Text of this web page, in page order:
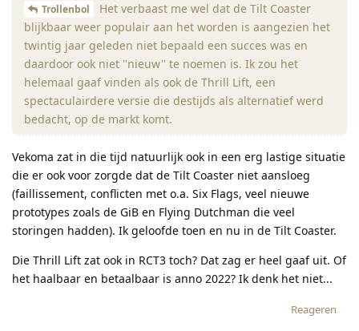
Trollenbol
Het verbaast me wel dat de Tilt Coaster
blijkbaar weer populair aan het worden is aangezien het
twintig jaar geleden niet bepaald een succes was en
daardoor ook niet ''nieuw'' te noemen is. Ik zou het
helemaal gaaf vinden als ook de Thrill Lift, een
spectaculairdere versie die destijds als alternatief werd
bedacht, op de markt komt.
Vekoma zat in die tijd natuurlijk ook in een erg lastige situatie
die er ook voor zorgde dat de Tilt Coaster niet aansloeg
(faillissement, conflicten met o.a. Six Flags, veel nieuwe
prototypes zoals de GiB en Flying Dutchman die veel
storingen hadden). Ik geloofde toen en nu in de Tilt Coaster.
Die Thrill Lift zat ook in RCT3 toch? Dat zag er heel gaaf uit. Of
het haalbaar en betaalbaar is anno 2022? Ik denk het niet...
Reageren